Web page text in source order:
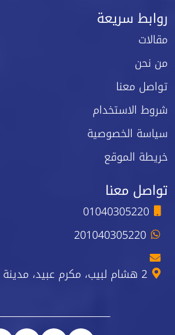
روابط سريعة
مقالات
من نحن
تواصل معنا
شروط الاستخدام
سياسة الخصوصية
خريطة الموقع
تواصل معنا
01040305220
201040305220
2 هشام لبيب، مكرم عبيد، مدينة نصر